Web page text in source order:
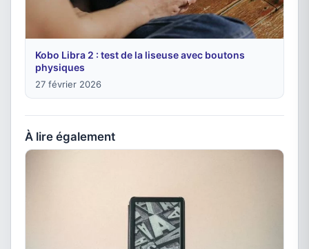
Kobo Libra 2 : test de la liseuse avec boutons
physiques
27 février 2026
À lire également